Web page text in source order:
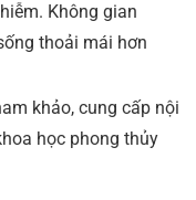
Không gian
thoải mái hơn
khảo, cung cấp nội
học phong thủy